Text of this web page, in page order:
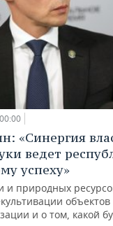
«Синергия
ведет
успеху»
и природных
и о том, какой